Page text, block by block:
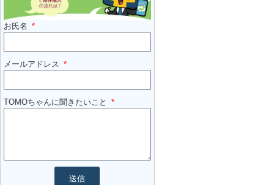
お氏名
メールアドレス
TOMOちゃんに聞きたいこと
送信